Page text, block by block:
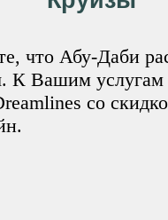
что Абу-Даби
К Вашим услугам
со